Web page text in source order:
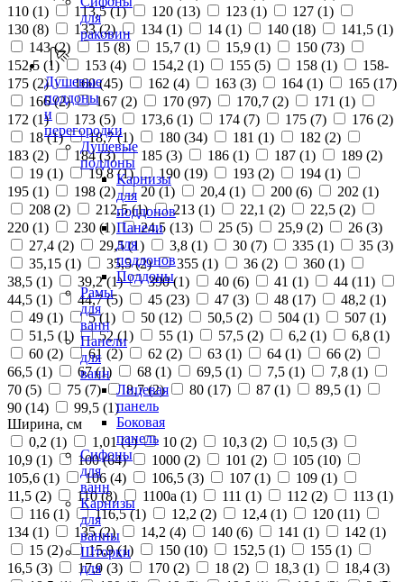
для
раковин
Душевые
поддоны
и
перегородки
Душевые
поддоны
Карнизы
для
поддонов
Панели
для
поддонов
Поддоны
Рамы
для
ванн
Панели
для
ванн
Лицевая
панель
Боковая
панель
Сифоны
для
ванн
Карнизы
для
ванны
Шторки
для
110 (1) 113,5 (1) 120 (13) 123 (1) 127 (1)
130 (8) 133 (2) 134 (1) 14 (1) 140 (18) 141,5 (1)
143 (2) 15 (8) 15,7 (1) 15,9 (1) 150 (73)
152,5 (1) 153 (4) 154,2 (1) 155 (5) 158 (1)
158-
175 (2) 160 (45) 162 (4) 163 (3) 164 (1) 165 (17)
166 (2) 167 (2) 170 (97) 170,7 (2) 171 (1)
172 (1) 173 (5) 173,6 (1) 174 (7) 175 (7) 176 (2)
18 (1) 18,7 (1) 180 (34) 181 (1) 182 (2)
183 (2) 184 (3) 185 (3) 186 (1) 187 (1) 189 (2)
19 (1) 19,8 (1) 190 (19) 193 (2) 194 (1)
195 (1) 198 (2) 20 (1) 20,4 (1) 200 (6) 202 (1)
208 (2) 212,5 (1) 213 (1) 22,1 (2) 22,5 (2)
220 (1) 230 (1) 24,5 (13) 25 (5) 25,9 (2) 26 (3)
27,4 (2) 29,5 (1) 3,8 (1) 30 (7) 335 (1) 35 (3)
35,15 (1) 35,5 (2) 355 (1) 36 (2) 360 (1)
38,5 (1) 39,2 (1) 390 (1) 40 (6) 41 (1) 44 (11)
44,5 (1) 44,7 (5) 45 (23) 47 (3) 48 (17) 48,2 (1)
49 (1) 5 (1) 50 (12) 50,5 (2) 504 (1) 507 (1)
51,5 (1) 52 (1) 55 (1) 57,5 (2) 6,2 (1) 6,8 (1)
60 (2) 61 (2) 62 (2) 63 (1) 64 (1) 66 (2)
66,5 (1) 67 (1) 68 (1) 69,5 (1) 7,5 (1) 7,8 (1)
70 (5) 75 (7) 8,7 (2) 80 (17) 87 (1) 89,5 (1)
90 (14) 99,5 (1)
Ширина, см
0,2 (1) 1,01 (1) 10 (2) 10,3 (2) 10,5 (3)
10,9 (1) 100 (64) 1000 (2) 101 (2) 105 (10)
105,6 (1) 106 (4) 106,5 (3) 107 (1) 109 (1)
11,5 (2) 110 (8) 1100а (1) 111 (1) 112 (2) 113 (1)
116 (1) 116,5 (1) 12,2 (2) 12,4 (1) 120 (11)
134 (1) 135 (2) 14,2 (4) 140 (6) 141 (1) 142 (1)
15 (2) 15,9 (1) 150 (10) 152,5 (1) 155 (1)
16,5 (3) 17,9 (3) 170 (2) 18 (2) 18,3 (1) 18,4 (3)